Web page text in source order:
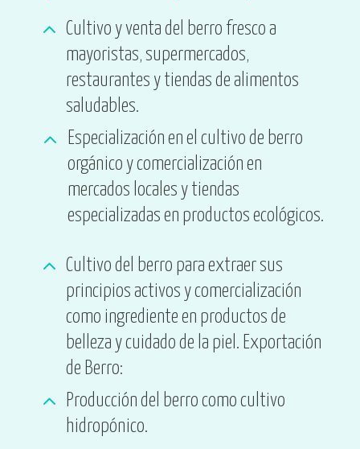
2 Cultivo y venta del berro fresco a
mayoristas, supermercados,
restaurantes y tiendas de alimentos
saludables.
2
Especialización en el cultivo de berro
orgánico y comercialización en
mercados locales y tiendas
especializadas en productos ecológicos.
2 Cultivo del berro para extraer sus
principios activos y comercialización
como ingrediente en productos de
belleza y cuidado de la piel. Exportación
de Berro:
2
Producción del berro como cultivo
hidropónico.